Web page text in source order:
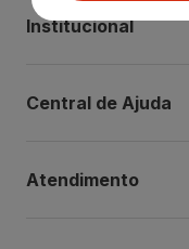
Institucional
Central de Ajuda
Atendimento